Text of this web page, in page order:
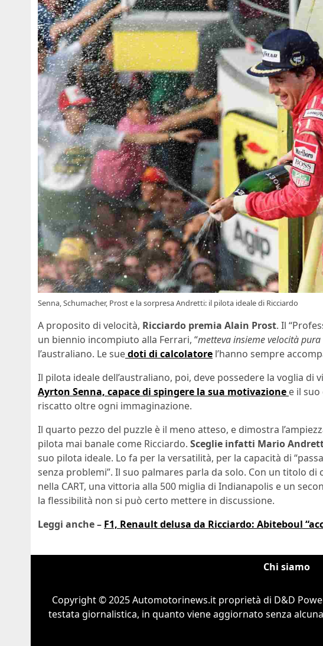
Senna, Schumacher, Prost e la sorpresa Andretti: il pilota ideale di Ricciardo
A proposito di velocità, Ricciardo premia Alain Prost. Il
un biennio incompiuto alla Ferrari, “metteva insieme velocità
l’australiano. Le suedoti di calcolatore l’hanno sempre
Il pilota ideale dell’australiano, poi, deve possedere la voglia di
Ayrton Senna, capace di spingere la sua motivazione e il
riscatto oltre ogni immaginazione.
Il quarto pezzo del puzzle è il meno atteso, e dimostra
pilota mai banale come Ricciardo. Sceglie infatti Mario
suo pilota ideale. Lo fa per la versatilità, per la capacità di
senza problemi”. Il suo palmares parla da solo. Con un titolo
nella CART, una vittoria alla 500 miglia di Indianapolis e un
la flessibilità non si può certo mettere in discussione.
Leggi anche – F1, Renault delusa da Ricciardo: Abiteboul
Chi siamo
Copyright © 2025 Automotorinews.it proprietà di D&D
testata giornalistica, in quanto viene aggiornato senza